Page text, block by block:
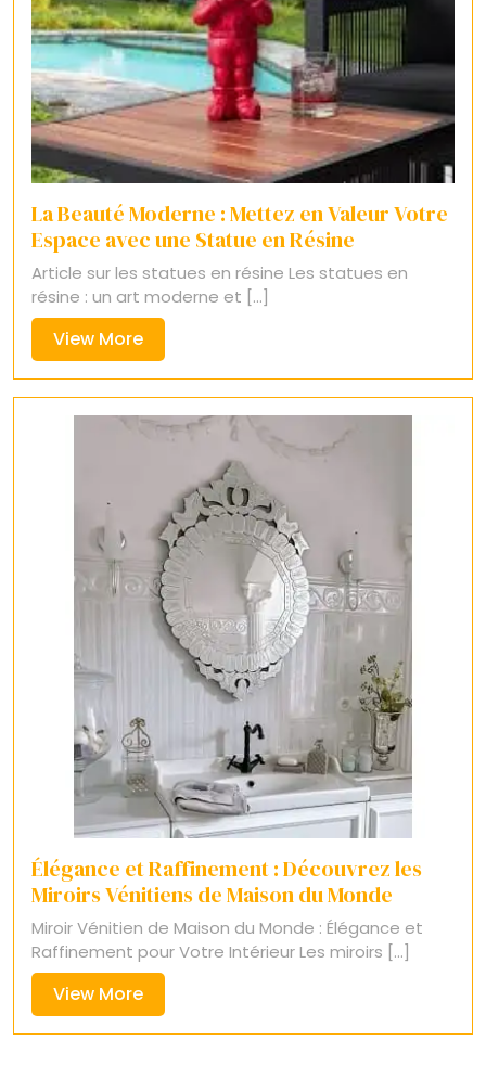
La Beauté Moderne : Mettez en Valeur Votre
Espace avec une Statue en Résine
Article sur les statues en résine Les statues en
résine : un art moderne et [...]
View MoreView
More
Élégance et Raffinement : Découvrez les
Miroirs Vénitiens de Maison du Monde
Miroir Vénitien de Maison du Monde : Élégance et
Raffinement pour Votre Intérieur Les miroirs [...]
View MoreView
More